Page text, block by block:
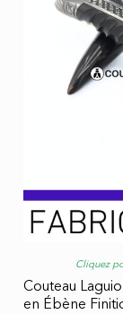
Cliquez
Couteau
en Ébène